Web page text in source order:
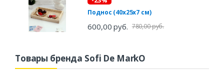
Поднос (40х25х7 см)
600,00 руб. 780,00 руб.
Товары бренда Sofi De MarkO